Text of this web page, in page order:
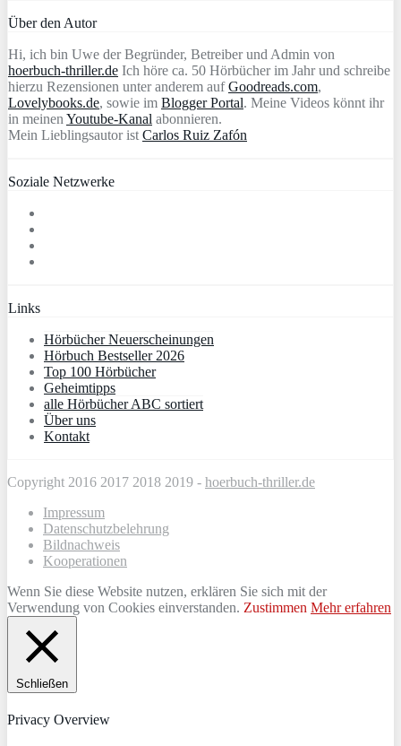
Über den Autor
Hi, ich bin Uwe der Begründer, Betreiber und Admin von
hoerbuch-thriller.de Ich höre ca. 50 Hörbücher im Jahr und schreibe
hierzu Rezensionen unter anderem aufGoodreads.com,
Lovelybooks.de, sowie im Blogger Portal. Meine Videos könnt ihr
in meinen Youtube-Kanal abonnieren.
Mein Lieblingsautor ist Carlos Ruiz Zafón
Soziale Netzwerke
Links
Hörbücher Neuerscheinungen
Hörbuch Bestseller 2026
Top 100 Hörbücher
Geheimtipps
alle Hörbücher ABC sortiert
Über uns
Kontakt
Copyright 2016 2017 2018 2019 - hoerbuch-thriller.de
Impressum
Datenschutzbelehrung
Bildnachweis
Kooperationen
Wenn Sie diese Website nutzen, erklären Sie sich mit der
Verwendung von Cookies einverstanden. Zustimmen Mehr erfahren
Schließen
Privacy Overview